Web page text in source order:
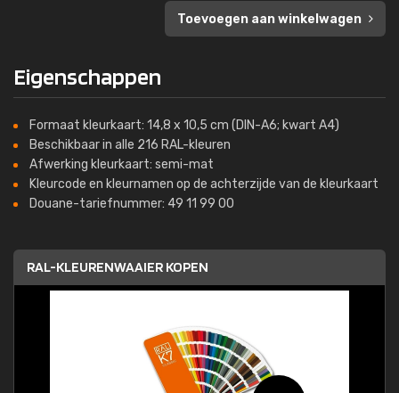
Toevoegen aan winkelwagen
Eigenschappen
Formaat kleurkaart: 14,8 x 10,5 cm (DIN-A6; kwart A4)
Beschikbaar in alle 216 RAL-kleuren
Afwerking kleurkaart: semi-mat
Kleurcode en kleurnamen op de achterzijde van de kleurkaart
Douane-tariefnummer: 49 11 99 00
RAL-KLEURENWAAIER KOPEN